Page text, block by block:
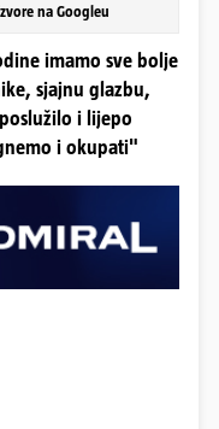
na Googleu
imamo sve bolje
sjajnu glazbu,
i lijepo
i okupati"